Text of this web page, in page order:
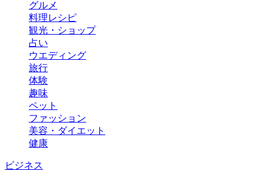
グルメ
料理レシピ
観光・ショップ
占い
ウエディング
旅行
体験
趣味
ペット
ファッション
美容・ダイエット
健康
ビジネス